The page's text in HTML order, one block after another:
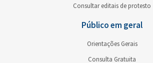
Consultar editais de protesto
Público em geral
Orientações Gerais
Consulta Gratuita